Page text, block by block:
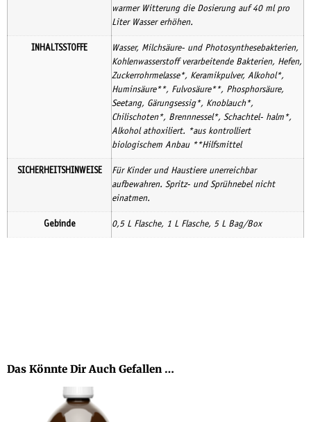
warmer Witterung die Dosierung auf 40 ml pro
Liter Wasser erhöhen.
INHALTSSTOFFE
Wasser, Milchsäure- und Photosynthesebakterien,
Kohlenwasserstoff verarbeitende Bakterien, Hefen,
Zuckerrohrmelasse*, Keramikpulver, Alkohol*,
Huminsäure**, Fulvosäure**, Phosphorsäure,
Seetang, Gärungsessig*, Knoblauch*,
Chilischoten*, Brennnessel*, Schachtel- halm*,
Alkohol athoxiliert. *aus kontrolliert
biologischem Anbau **Hilfsmittel
SICHERHEITSHINWEISE
Für Kinder und Haustiere unerreichbar
aufbewahren. Spritz- und Sprühnebel nicht
einatmen.
Gebinde 0,5 L Flasche, 1 L Flasche, 5 L Bag/Box
Das Könnte Dir Auch Gefallen …